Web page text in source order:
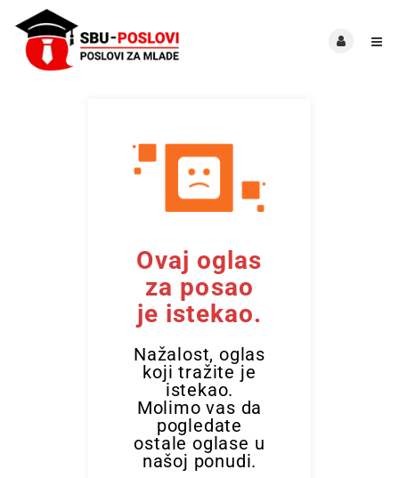
Ovaj oglas
za posao
je istekao.
Nažalost, oglas
koji tražite je
istekao.
Molimo vas da
pogledate
ostale oglase u
našoj ponudi.